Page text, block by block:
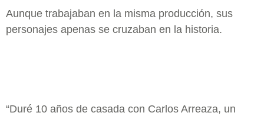
Aunque trabajaban en la misma producción, sus
personajes apenas se cruzaban en la historia.
“Duré 10 años de casada con Carlos Arreaza, un